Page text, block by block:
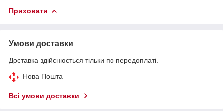
Приховати
Умови доставки
Доставка здійснюється тільки по передоплаті.
Нова Пошта
Всі умови доставки